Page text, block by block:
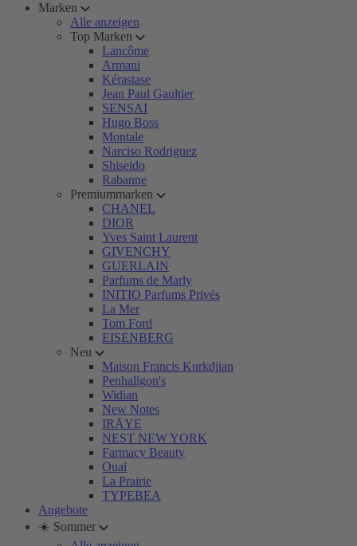
Marken
Alle anzeigen
Top Marken
Lancôme
Armani
Kérastase
Jean Paul Gaultier
SENSAI
Hugo Boss
Montale
Narciso Rodriguez
Shiseido
Rabanne
Premiummarken
CHANEL
DIOR
Yves Saint Laurent
GIVENCHY
GUERLAIN
Parfums de Marly
INITIO Parfums Privés
La Mer
Tom Ford
EISENBERG
Neu
Maison Francis Kurkdjian
Penhaligon's
Widian
New Notes
IRÄYE
NEST NEW YORK
Farmacy Beauty
Ouai
La Prairie
TYPEBEA
Angebote
☀️ Sommer